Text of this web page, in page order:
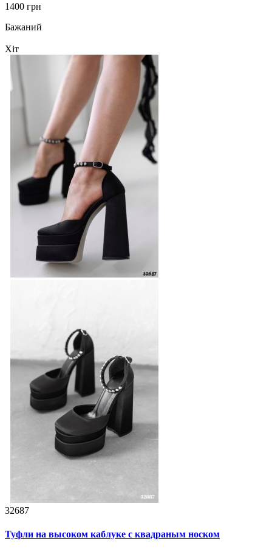
1400 грн
Бажаний
Хіт
32687
Туфли на высоком каблуке с квадраным носком